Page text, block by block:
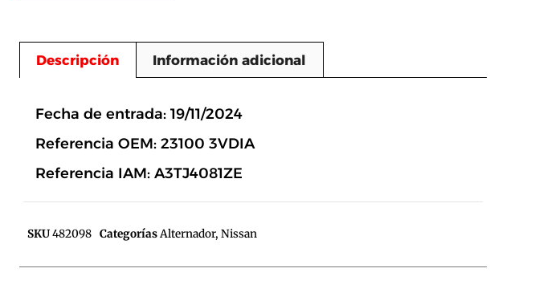
Descripción Información adicional
Fecha de entrada: 19/11/2024
Referencia OEM: 23100 3VDIA
Referencia IAM: A3TJ4081ZE
SKU482098 CategoríasAlternador, Nissan